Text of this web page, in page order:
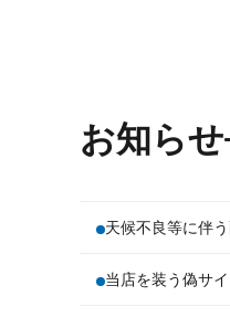
お知らせ
天候不良等に伴
当店を装う偽サ